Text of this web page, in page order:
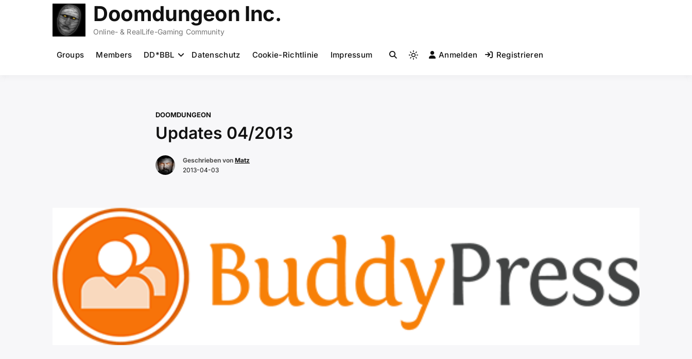
Doomdungeon Inc.
Online- & RealLife-Gaming Community
Groups Members DD*BBL Datenschutz Cookie-Richtlinie Impressum
Light
Anmelden Registrieren
DOOMDUNGEON
Updates 04/2013
Geschrieben von Matz
2013-04-03